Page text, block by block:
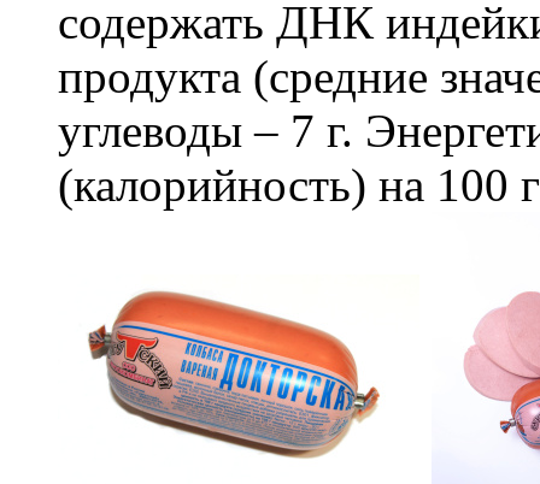
содержать ДНК
продукта (средние
углеводы – 7 г.
(калорийность) на 100